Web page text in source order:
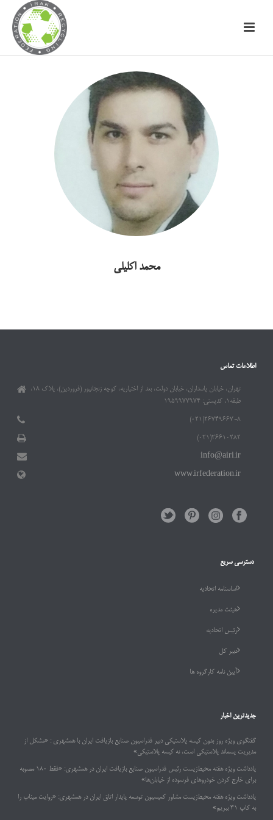
محمد اکلیلی
اطلاعات تماس
تهران، خیابان پاسداران، خیابان دولت، بعد از اختیاریه، کوچه زنجانپور (فروردین)، پلاک ۱۸،
طبقه۱، کدپستی: ۱۹۵۹۹۷۷۹۷۴
۲۶۷۴۹۶۶۷-۸(۰۲۱)
۲۶۶۱۰۲۸۲(۰۲۱)
info@airi.ir
www.irfederation.ir
دسترسی سریع
اساسنامه اتحادیه
هیئت مدیره
رئیس اتحادیه
دبیر کل
آیین نامه کارگروه ها
جدیدترین اخبار
گفتگوی ویژه روز بدون کیسه پلاستیکی دبیر فدراسیون صنایع بازیافت ایران با همشهری : «مشکل از
مدیریت پسماند پلاستیکی است، نه کیسه پلاستیکی»
یادداشت ویژه هفته محیط‌زیست رئیس فدراسیون صنایع بازیافت ایران در همشهری: «فقط ۱۸۰ مصوبه
برای خارج کردن خودروهای فرسوده از خیابان‌ها»
یادداشت ویژه هفته محیط‌زیست مشاور کمیسیون توسعه پایدار اتاق ایران در همشهری: «روایت میناب را
به کاپ ۳۱ ببریم»